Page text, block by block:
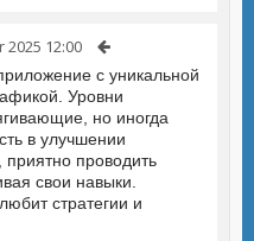
2025 12:00
с уникальной
Уровни
но иногда
в улучшении
проводить
свои навыки.
стратегии и